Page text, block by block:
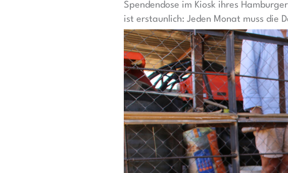
Spendendose im Kiosk ihres
ist erstaunlich: Jeden Monat muss die